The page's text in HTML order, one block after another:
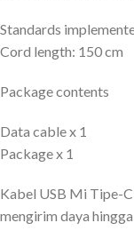
Standards
Cord length: 150 cm
Package contents
Data cable x 1
Package x 1
Kabel USB Mi Tipe-
mengirim daya